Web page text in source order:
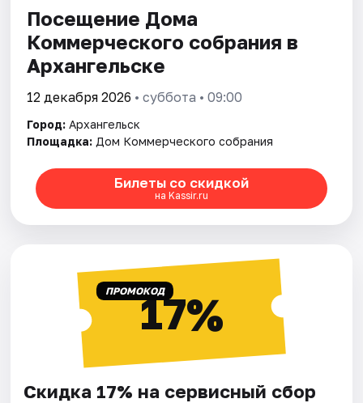
Посещение Дома
Коммерческого собрания в
Архангельске
12 декабря 2026 • суббота • 09:00
Город: Архангельск
Площадка: Дом Коммерческого собрания
Билеты со скидкой
на Kassir.ru
ПРОМОКОД17%
Скидка 17% на сервисный сбор